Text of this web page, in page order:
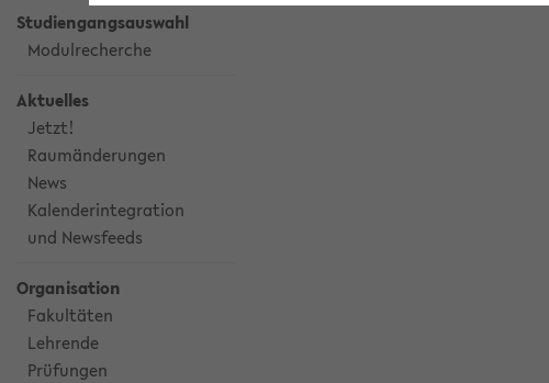
Studiengangsauswahl
Modulrecherche
Aktuelles
Jetzt!
Raumänderungen
News
Kalenderintegration
und Newsfeeds
Organisation
Fakultäten
Lehrende
Prüfungen